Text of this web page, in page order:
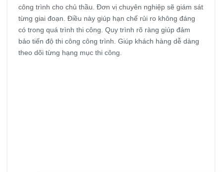
công trình cho chủ thầu. Đơn vị chuyên nghiệp sẽ giám sát
từng giai đoạn. Điều này giúp hạn chế rủi ro không đáng
có trong quá trình thi công. Quy trình rõ ràng giúp đảm
bảo tiến độ thi công công trình. Giúp khách hàng dễ dàng
theo dõi từng hạng mục thi công.